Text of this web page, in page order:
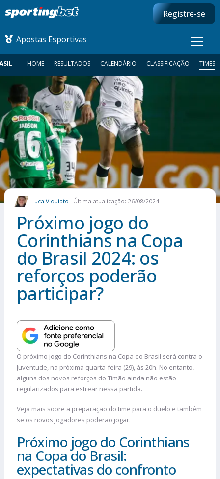
Registre-se
Apostas Esportivas
CONMEBOL LIBERTADORES
FUTEBOL NACIONAL
FUTEBOL INTERNACIONAL
COMO APOSTAR
MAIS ESPORTES
HOME RESULTADOS CALENDÁRIO CLASSIFICAÇÃO TIMES
Luca Viquiato Última atualização: 26/08/2024
Próximo jogo do
Corinthians na Copa
do Brasil 2024: os
reforços poderão
participar?
O próximo jogo do Corinthians na Copa do Brasil será contra o
Juventude, na próxima quarta-feira (29), às 20h. No entanto,
alguns dos novos reforços do Timão ainda não estão
regularizados para estrear nessa partida.
Veja mais sobre a preparação do time para o duelo e também
se os novos jogadores poderão jogar.
Próximo jogo do Corinthians
na Copa do Brasil:
expectativas do confronto